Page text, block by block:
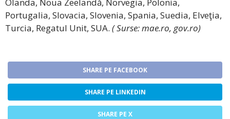
Olanda, Noua Zeelandă, Norvegia, Polonia,
Portugalia, Slovacia, Slovenia, Spania, Suedia, Elveţia,
Turcia, Regatul Unit, SUA. ( Surse: mae.ro, gov.ro)
SHARE PE FACEBOOK
SHARE PE LINKEDIN
SHARE PE X